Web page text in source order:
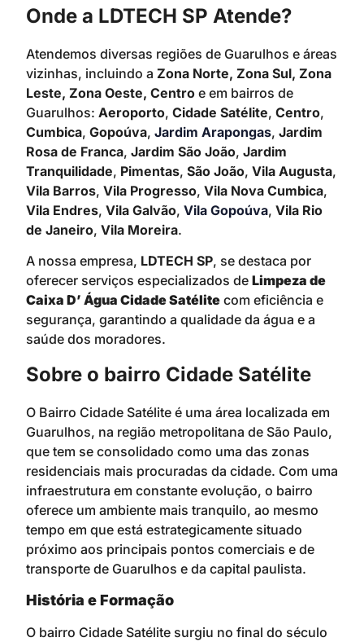
Onde a LDTECH SP Atende?
Atendemos diversas regiões de Guarulhos e áreas
vizinhas, incluindo a Zona Norte, Zona Sul, Zona
Leste, Zona Oeste, Centro e em bairros de
Guarulhos: Aeroporto, Cidade Satélite, Centro,
Cumbica, Gopoúva, Jardim Arapongas, Jardim
Rosa de Franca, Jardim São João, Jardim
Tranquilidade, Pimentas, São João, Vila Augusta,
Vila Barros, Vila Progresso, Vila Nova Cumbica,
Vila Endres, Vila Galvão, Vila Gopoúva, Vila Rio
de Janeiro, Vila Moreira.
A nossa empresa, LDTECH SP, se destaca por
oferecer serviços especializados de Limpeza de
Caixa D’ Água Cidade Satélite com eficiência e
segurança, garantindo a qualidade da água e a
saúde dos moradores.
Sobre o bairro Cidade Satélite
O Bairro Cidade Satélite é uma área localizada em
Guarulhos, na região metropolitana de São Paulo,
que tem se consolidado como uma das zonas
residenciais mais procuradas da cidade. Com uma
infraestrutura em constante evolução, o bairro
oferece um ambiente mais tranquilo, ao mesmo
tempo em que está estrategicamente situado
próximo aos principais pontos comerciais e de
transporte de Guarulhos e da capital paulista.
História e Formação
O bairro Cidade Satélite surgiu no final do século